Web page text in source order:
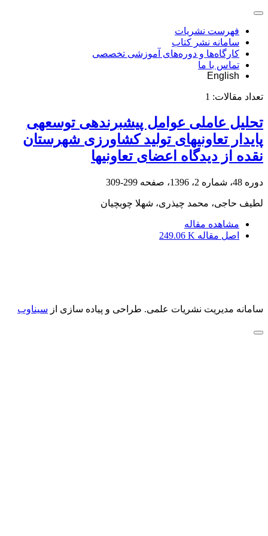
فهرست نشریات
سامانه نشر کتاب
کارگاه‌ها و دوره‌های آموزشی تخصصی
تماس با ما
English
تعداد مقالات: 1
تحلیل عاملی عوامل پیش‏برنده‏ی توسعه‏ی
پایدار تعاونی‏های تولید کشاورزی شهرستان
نقده از دیدگاه اعضای تعاونی‏ها
دوره 48، شماره 2، 1396، صفحه 299-309
لطیف حاجی، محمد چیذری، شهلا چوبچیان
مشاهده مقاله
اصل مقاله 249.06 K
سامانه مدیریت نشریات علمی. طراحی و پیاده سازی از سیناوب